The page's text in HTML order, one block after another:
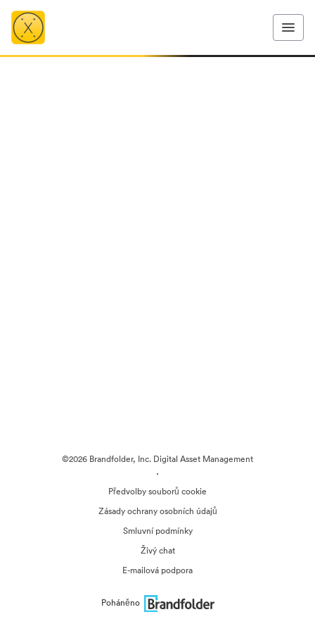
©2026 Brandfolder, Inc. Digital Asset Management
·
Předvolby souborů cookie
Zásady ochrany osobních údajů
Smluvní podmínky
Živý chat
E-mailová podpora
Poháněno